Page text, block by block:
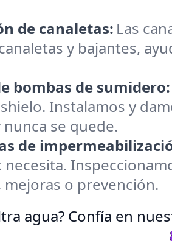
de canaletas: Las
y bajantes,
bombas de sumidero:
Instalamos y
se quede.
de
necesita.
o prevención.
agua? Confía en